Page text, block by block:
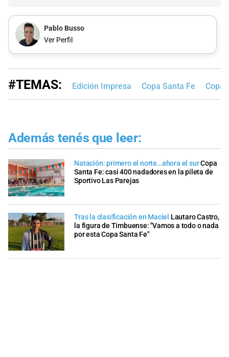
Pablo Busso
Ver Perfil
#TEMAS: Edición Impresa Copa Santa Fe Copa
Además tenés que leer:
Natación: primero el norte…ahora el surCopa
Santa Fe: casi 400 nadadores en la pileta de
Sportivo Las Parejas
Tras la clasificación en Maciel Lautaro Castro,
la figura de Timbuense: "Vamos a todo o nada
por esta Copa Santa Fe"